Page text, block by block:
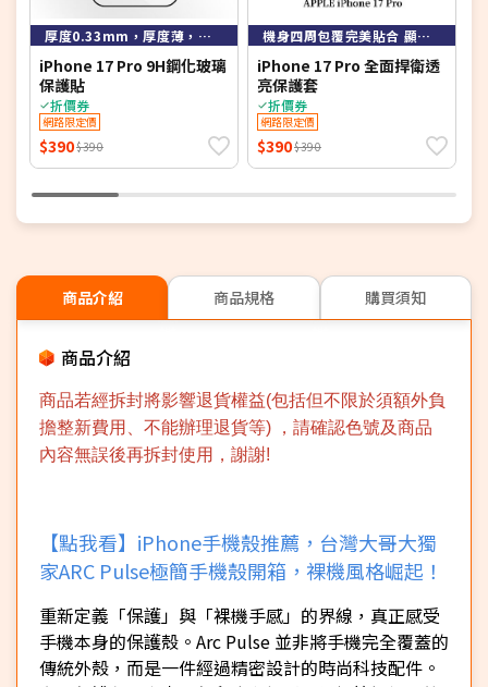
厚度0.33mm，厚度薄，硬度強
iPhone 17 Pro 9H鋼化玻璃
保護貼
折價券
網路限定價
$390$390
機身四周包覆完美貼合 顯露整體美感
iPhone 17 Pro 全面捍衛透
亮保護套
折價券
網路限定價
$390$390
商品介紹 商品規格 購買須知
商品介紹
商品若經拆封將影響退貨權益(包括但不限於須額外負
擔整新費用、不能辦理退貨等) ，請確認色號及商品
內容無誤後再拆封使用，謝謝!
【點我看】iPhone手機殼推薦，台灣大哥大獨
家ARC Pulse極簡手機殼開箱，裸機風格崛起！
重新定義「保護」與「裸機手感」的界線，真正感受
手機本身的保護殼。Arc Pulse 並非將手機完全覆蓋的
傳統外殼，而是一件經過精密設計的時尚科技配件。